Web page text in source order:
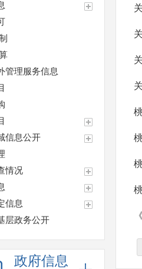
管理服务信息
信息公开
情况
信息
层政务公开
政府信息